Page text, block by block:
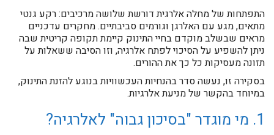
התפתחות של מחלה אלרגית דורשת שלושה מרכיבים: רקע גנטי
מתאים, מגע עם האלרגן וגורמים סביבתיים. מחקרים עדכניים
מראים שבשלב מוקדם בחיי התינוק קיימת תקופה קריטית שבה
ניתן להשפיע על הסיכוי לפתח אלרגיה, וזו הסיבה ששאלות על
תזונה מעסיקות כל כך את ההורים.
בסקירה זו, נעשה סדר בהנחיות העכשוויות בנוגע להזנת התינוק,
במיוחד בהקשר של מניעת אלרגיות.
1. מי מוגדר "בסיכון גבוה" לאלרגיה?